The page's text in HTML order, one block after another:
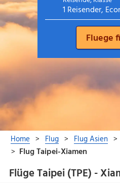
Flüge Taipei (TPE) -